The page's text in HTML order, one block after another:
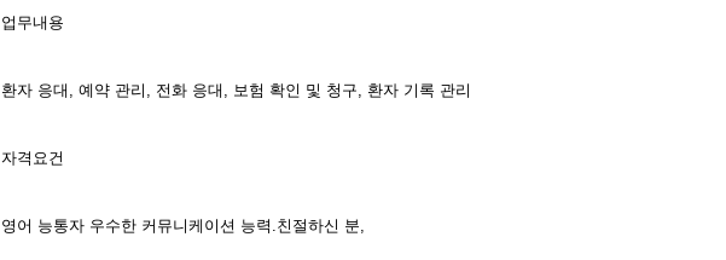
업무내용
환자 응대, 예약 관리, 전화 응대, 보험 확인 및 청구, 환자 기록 관리
자격요건
영어 능통자 우수한 커뮤니케이션 능력.친절하신 분,